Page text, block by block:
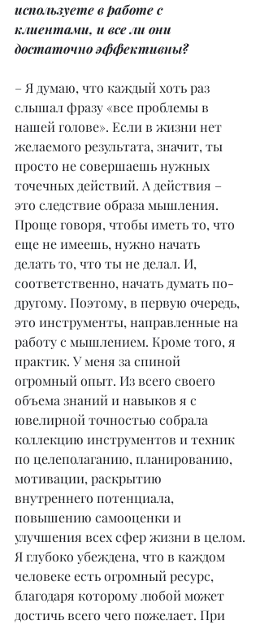
используете в работе с
клиентами, и все ли они
достаточно эффективны?
– Я думаю, что каждый хоть раз
слышал фразу «все проблемы в
нашей голове». Если в жизни нет
желаемого результата, значит, ты
просто не совершаешь нужных
точечных действий. А действия –
это следствие образа мышления.
Проще говоря, чтобы иметь то, что
еще не имеешь, нужно начать
делать то, что ты не делал. И,
соответственно, начать думать по-
другому. Поэтому, в первую очередь,
это инструменты, направленные на
работу с мышлением. Кроме того, я
практик. У меня за спиной
огромный опыт. Из всего своего
объема знаний и навыков я с
ювелирной точностью собрала
коллекцию инструментов и техник
по целеполаганию, планированию,
мотивации, раскрытию
внутреннего потенциала,
повышению самооценки и
улучшения всех сфер жизни в целом.
Я глубоко убеждена, что в каждом
человеке есть огромный ресурс,
благодаря которому любой может
достичь всего чего пожелает. При